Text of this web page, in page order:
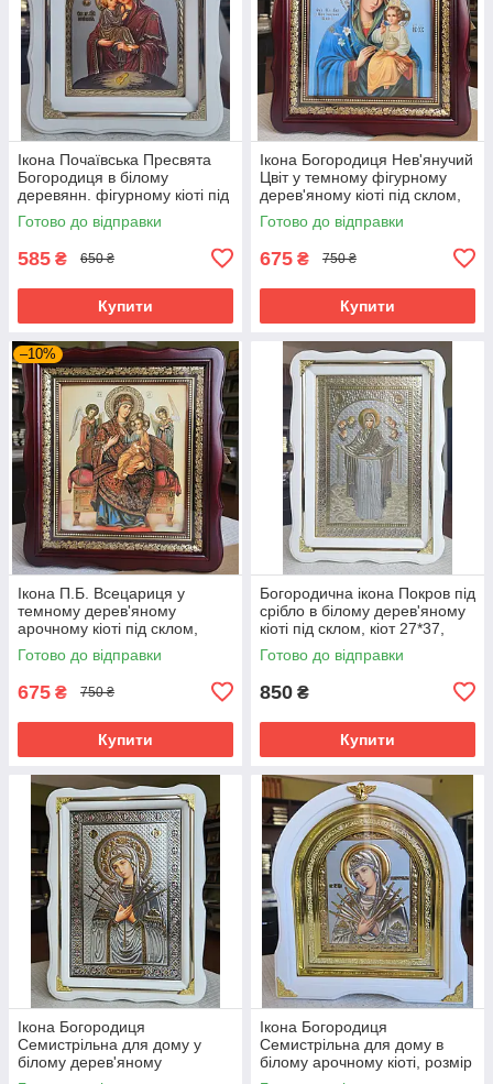
Ікона Почаївська Пресвята
Богородиця в білому
деревянн. фігурному кіоті під
склом, розмір кіота 24*21, лік
15*18
Готово до відправки
585 ₴ 650 ₴
Купити
Ікона Богородиця Нев'янучий
Цвіт у темному фігурному
дерев'яному кіоті під склом,
розмір кіота 32*28, сюжет
20*24.
Готово до відправки
675 ₴ 750 ₴
Купити
–10%
Ікона П.Б. Всецариця у
темному дерев'яному
арочному кіоті під склом,
розмір 26*23, сюжет 15*18.
Готово до відправки
675 ₴ 750 ₴
Купити
Богородична ікона Покров під
срібло в білому дерев'яному
кіоті під склом, кіот 27*37,
розмір сюжету 20*30.
Готово до відправки
850 ₴
Купити
Ікона Богородиця
Семистрільна для дому у
білому дерев'яному
фігурному кіоті, розмір кіота
Ікона Богородиця
Семистрільна для дому в
білому арочному кіоті, розмір
кіота 28*25, сюжет під срібло